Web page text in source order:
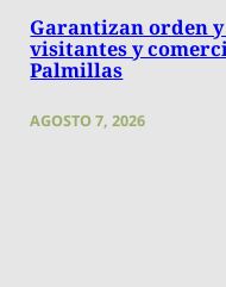
Garantizan orden
visitantes y
Palmillas
AGOSTO 7, 2026